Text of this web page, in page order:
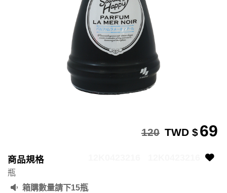
69
TWD $
120
商品規格
瓶
箱購數量請下15瓶